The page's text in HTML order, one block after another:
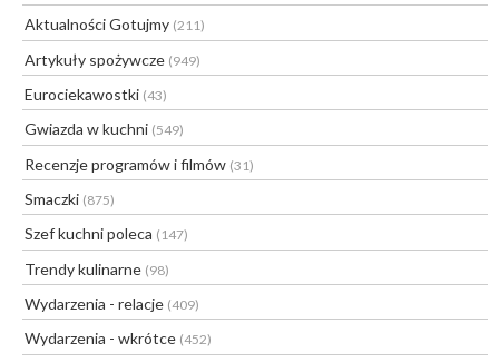
Aktualności Gotujmy (211)
Artykuły spożywcze (949)
Eurociekawostki (43)
Gwiazda w kuchni (549)
Recenzje programów i filmów (31)
Smaczki (875)
Szef kuchni poleca (147)
Trendy kulinarne (98)
Wydarzenia - relacje (409)
Wydarzenia - wkrótce (452)